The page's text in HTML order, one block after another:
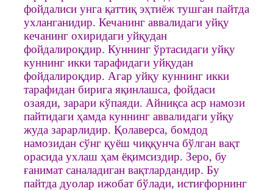
фойдалиси унга қаттиқ эҳтиёж тушган пайтда
ухланганидир. Кечанинг аввалидаги уйқу
кечанинг охиридаги уйқудан
фойдалироқдир. Куннинг ўртасидаги уйқу
куннинг икки тарафидаги уйқудан
фойдалироқдир. Агар уйқу куннинг икки
тарафидан бирига яқинлашса, фойдаси
озаяди, зарари кўпаяди. Айниқса аср намози
пайтидаги ҳамда куннинг аввалидаги уйқу
жуда зарарлидир. Қолаверса, бомдод
намозидан сўнг қуёш чиққунча бўлган вақт
орасида ухлаш ҳам ёқимсиздир. Зеро, бу
ғанимат саналадиган вақтлардандир. Бу
пайтда дуолар ижобат бўлади, истиғфорнинг